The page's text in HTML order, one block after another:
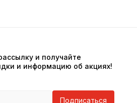
и получайте
и информацию об акциях!
Подписаться